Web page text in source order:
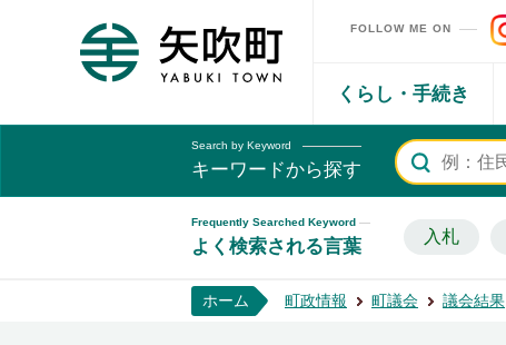
矢吹町ホームページ
FOLLOW ME ON
くらし・手続き
Search by Keyword
キーワードから探す
Frequently Searched Keyword
よく検索される言葉 入札
ホーム 町政情報 町議会 議会結果